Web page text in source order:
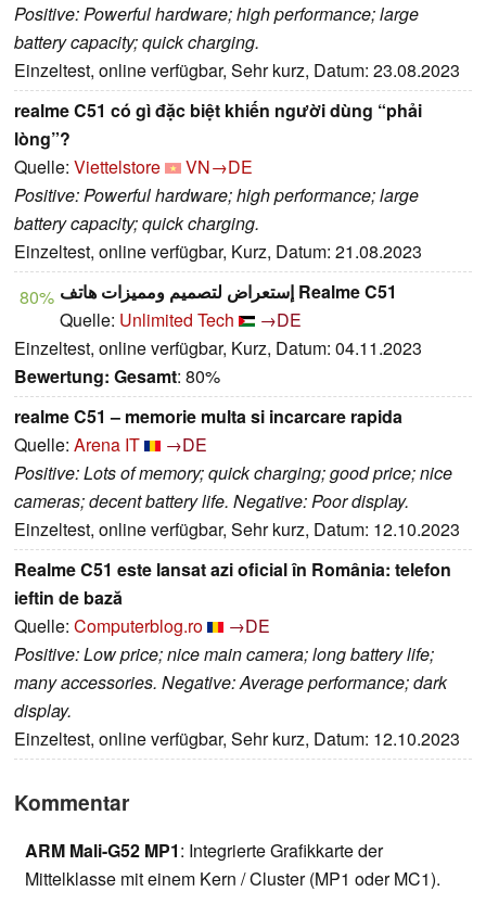
Positive: Powerful hardware; high performance; large
battery capacity; quick charging.
Einzeltest, online verfügbar, Sehr kurz, Datum: 23.08.2023
realme C51 có gì đặc biệt khiến người dùng “phải
lòng”?
Quelle: Viettelstore
VN→DE
Positive: Powerful hardware; high performance; large
battery capacity; quick charging.
Einzeltest, online verfügbar, Kurz, Datum: 21.08.2023
80%
إستعراض لتصميم ومميزات هاتف Realme C51
Quelle: Unlimited Tech
→DE
Einzeltest, online verfügbar, Kurz, Datum: 04.11.2023
Bewertung: Gesamt: 80%
realme C51 – memorie multa si incarcare rapida
Quelle: Arena IT
→DE
Positive: Lots of memory; quick charging; good price; nice
cameras; decent battery life. Negative: Poor display.
Einzeltest, online verfügbar, Sehr kurz, Datum: 12.10.2023
Realme C51 este lansat azi oficial în România: telefon
ieftin de bază
Quelle: Computerblog.ro
→DE
Positive: Low price; nice main camera; long battery life;
many accessories. Negative: Average performance; dark
display.
Einzeltest, online verfügbar, Sehr kurz, Datum: 12.10.2023
Kommentar
ARM Mali-G52 MP1: Integrierte Grafikkarte der
Mittelklasse mit einem Kern / Cluster (MP1 oder MC1).